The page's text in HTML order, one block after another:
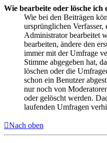
Wie bearbeite oder lösche ich
Wie bei den Beiträgen
ursprünglichen
Administrator bearbeitet
bearbeiten, ändere den
immer mit der Umfrage
Stimme abgegeben hat,
löschen oder die
schon ein Benutzer
nur noch von
oder gelöscht werden.
laufenden Umfragen
Nach oben